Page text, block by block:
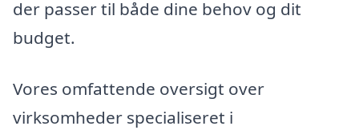
der passer til både dine behov og dit
budget.
Vores omfattende oversigt over
virksomheder specialiseret i